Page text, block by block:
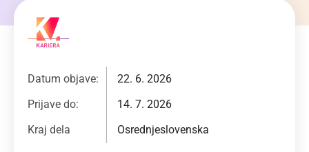
Datum objave:
22. 6. 2026
Prijave do:
14. 7. 2026
Kraj dela
Osrednjeslovenska